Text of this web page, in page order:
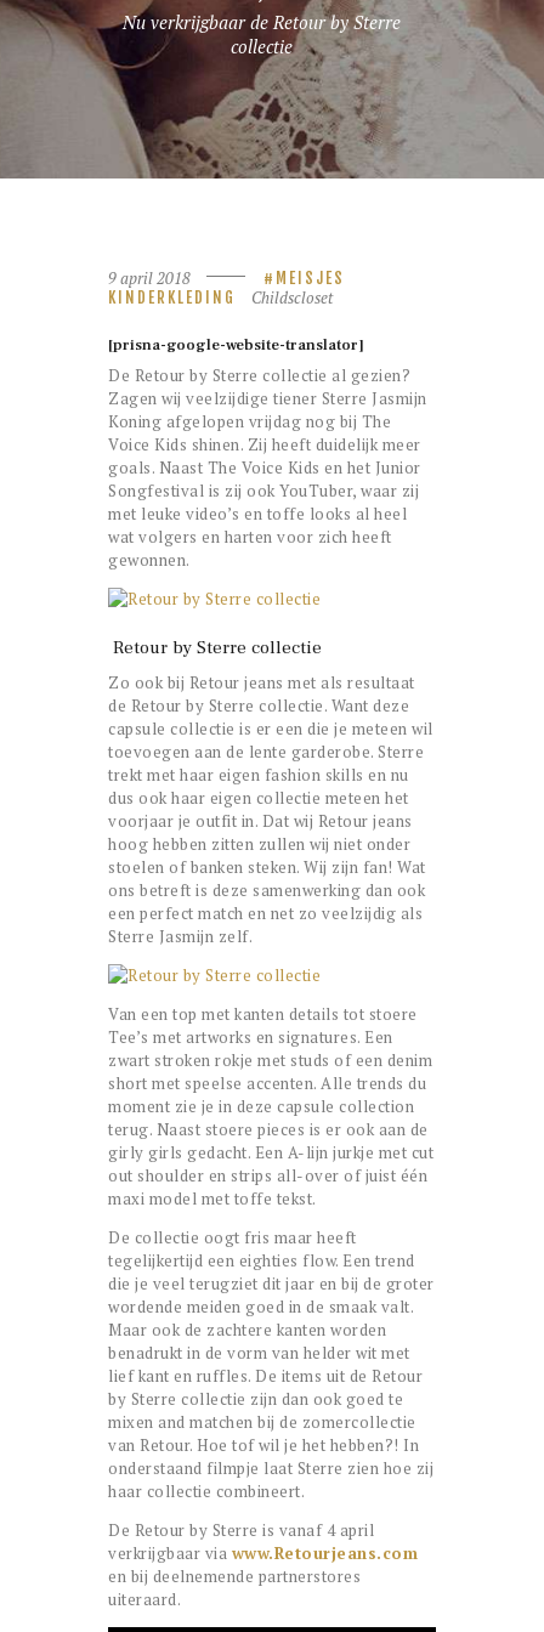
Nu verkrijgbaar de Retour by Sterre
collectie
9 april 2018
MEISJES
KINDERKLEDING
Childscloset
[prisna-google-website-translator]
De Retour by Sterre collectie al gezien?
Zagen wij veelzijdige tiener Sterre Jasmijn
Koning afgelopen vrijdag nog bij The
Voice Kids shinen. Zij heeft duidelijk meer
goals. Naast The Voice Kids en het Junior
Songfestival is zij ook YouTuber, waar zij
met leuke video’s en toffe looks al heel
wat volgers en harten voor zich heeft
gewonnen.
Retour by Sterre collectie
Zo ook bij Retour jeans met als resultaat
de Retour by Sterre collectie. Want deze
capsule collectie is er een die je meteen wil
toevoegen aan de lente garderobe. Sterre
trekt met haar eigen fashion skills en nu
dus ook haar eigen collectie meteen het
voorjaar je outfit in. Dat wij Retour jeans
hoog hebben zitten zullen wij niet onder
stoelen of banken steken. Wij zijn fan! Wat
ons betreft is deze samenwerking dan ook
een perfect match en net zo veelzijdig als
Sterre Jasmijn zelf.
Van een top met kanten details tot stoere
Tee’s met artworks en signatures. Een
zwart stroken rokje met studs of een denim
short met speelse accenten. Alle trends du
moment zie je in deze capsule collection
terug. Naast stoere pieces is er ook aan de
girly girls gedacht. Een A-lijn jurkje met cut
out shoulder en strips all-over of juist één
maxi model met toffe tekst.
De collectie oogt fris maar heeft
tegelijkertijd een eighties flow. Een trend
die je veel terugziet dit jaar en bij de groter
wordende meiden goed in de smaak valt.
Maar ook de zachtere kanten worden
benadrukt in de vorm van helder wit met
lief kant en ruffles. De items uit de Retour
by Sterre collectie zijn dan ook goed te
mixen and matchen bij de zomercollectie
van Retour. Hoe tof wil je het hebben?! In
onderstaand filmpje laat Sterre zien hoe zij
haar collectie combineert.
De Retour by Sterre is vanaf 4 april
verkrijgbaar via www.Retourjeans.com
en bij deelnemende partnerstores
uiteraard.